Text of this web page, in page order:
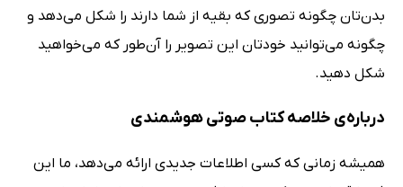
بدن‌تان چگونه تصوری که بقیه از شما دارند را شکل می‌دهد و
چگونه می‌توانید خودتان این تصویر را آن‌طور که می‌خواهید
شکل دهید.
درباره‌ی خلاصه کتاب صوتی هوشمندی
همیشه زمانی که کسی اطلاعات جدیدی ارائه می‌دهد، ما این